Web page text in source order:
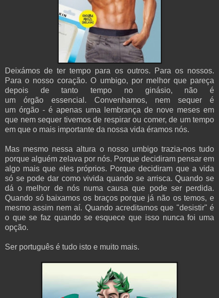
Deixámos de ter tempo para os outros. Para os nossos.
Para o nosso coração. O umbigo, por melhor que pareça
depois de tanto tempo no ginásio, não é
um órgão essencial. Convenhamos, nem sequer é
um órgão - é apenas uma lembrança de nove meses em
que nem sequer tivemos de respirar ou comer, de um tempo
em que o mais importante da nossa vida éramos nós.
Mas mesmo nessa altura o nosso umbigo trazia-nos tudo
porque alguém zelava por nós. Porque decidiram pensar em
algo mais que eles próprios. Porque decidiram que a vida
só se pode dar como vivida quando se arrisca. Quando se
dá o melhor de nós numa causa que pode ser perdida.
Quando só baixamos os braços porque já não os temos, e
mesmo assim nem aí. Quando acreditamos que "desistir" é
o que se faz quando se esquece que isso nunca foi uma
opção.
Ser português é tudo isto e muito mais.